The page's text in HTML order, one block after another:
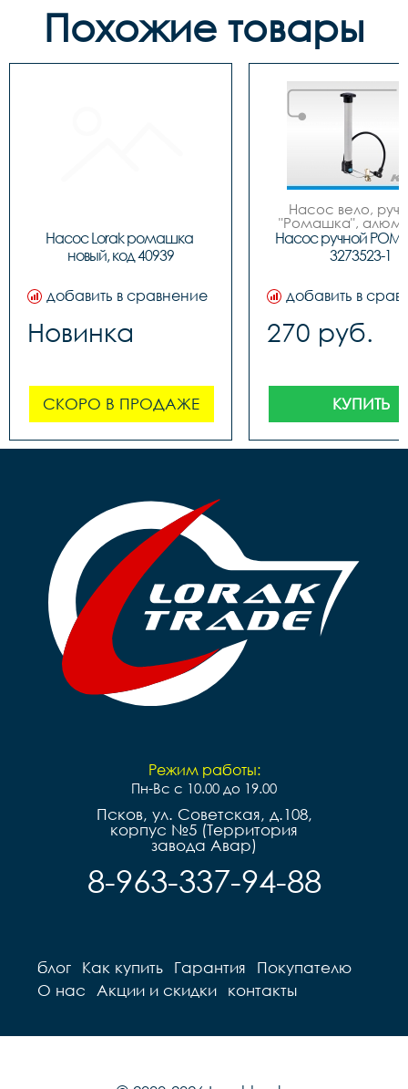
Похожие товары
Насос Lorak ромашка
новый, код 40939
добавить в сравнение
Новинка
СКОРО В ПРОДАЖЕ
Насос вело,
"Ромашка",
обратным
штоком, шланг
Насос ручной
3273523-1
добавить в
270 руб.
КУПИТЬ
Режим работы:
Пн-Вс с 10.00 до 19.00
Псков, ул. Советская, д.108,
корпус №5 (Территория
завода Авар)
8-963-337-94-88
блог Как купить Гарантия
Покупателю
О нас
Акции и скидки контакты